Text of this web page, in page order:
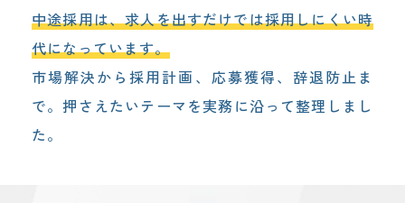
中途採用は、求人を出すだけでは採用しにくい時
代になっています。
市場解決から採用計画、応募獲得、辞退防止ま
で。押さえたいテーマを実務に沿って整理しまし
た。